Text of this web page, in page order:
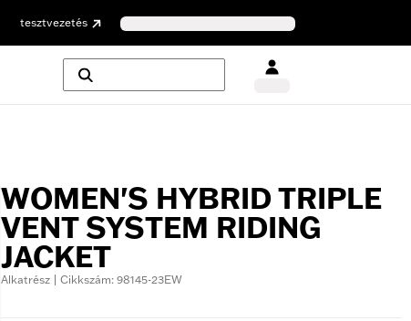
tesztvezetés
WOMEN'S HYBRID TRIPLE
VENT SYSTEM RIDING
JACKET
Alkatrész | Cikkszám: 98145-23EW